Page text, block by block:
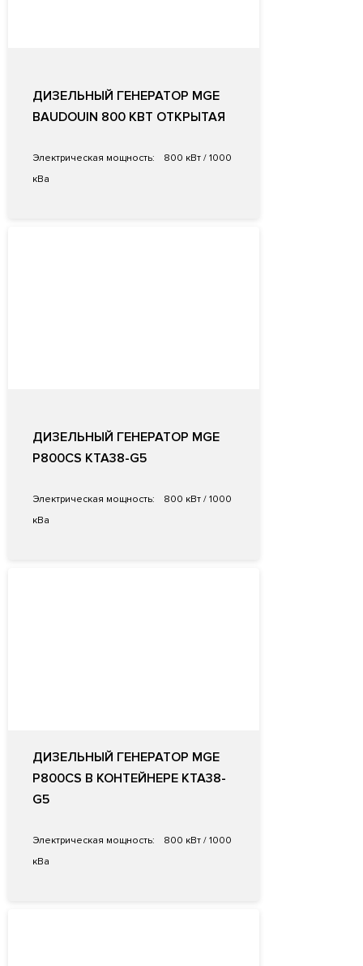
ДИЗЕЛЬНЫЙ ГЕНЕРАТОР MGE
BAUDOUIN 800 КВТ ОТКРЫТАЯ
Электрическая мощность:
800 кВт / 1000
кВа
ДИЗЕЛЬНЫЙ ГЕНЕРАТОР MGE
P800CS KTA38-G5
Электрическая мощность:
800 кВт / 1000
кВа
ДИЗЕЛЬНЫЙ ГЕНЕРАТОР MGE
P800CS В КОНТЕЙНЕРЕ KTA38-
G5
Электрическая мощность:
800 кВт / 1000
кВа